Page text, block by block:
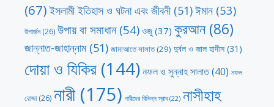
(67) ইসলামী ইতিহাস ও ঘটনা এবং জীবনী(51)ঈমান (53)
উপার্জন(26) উপায় বা সমাধান(54) ওজু (37) কুরআন(86)
জান্নাত-জাহান্নাম(51) জামাআতে সালাত(29) দুর্বল ও জাল হাদীস (31)
দোয়া ও যিকির (144)নফল ও সুন্নাহ সালাত(40) নফল
রোজা(26) নারী(175) নারীদের বিভিন্ন স্রাব(22) নাসীহাহ